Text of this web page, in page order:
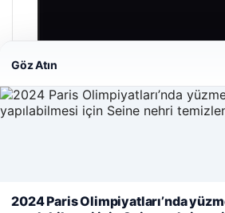
Prenses Night Club
Nisan 29, 2026
Web sitemizi nasıl kullandığınızı daha
kullanıyoruz.Çerez Politikamız
Göz Atın
2024 Paris Olimpiyatları’nda